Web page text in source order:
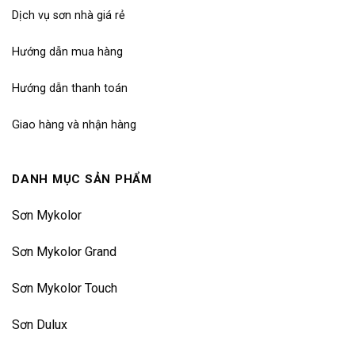
Dịch vụ sơn nhà giá rẻ
Hướng dẫn mua hàng
Hướng dẫn thanh toán
Giao hàng và nhận hàng
DANH MỤC SẢN PHẨM
Sơn Mykolor
Sơn Mykolor Grand
Sơn Mykolor Touch
Sơn Dulux